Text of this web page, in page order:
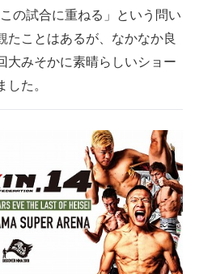
の試合に重ねる」という問い
たことはあるが、なかなか良
大みそかに素晴らしいショー
した。